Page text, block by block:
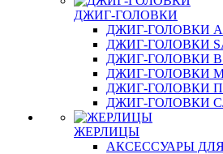
ДЖИГ-ГОЛОВКИ
ДЖИГ-ГОЛОВКИ
ДЖИГ-ГОЛОВКИ
ДЖИГ-ГОЛОВКИ
ДЖИГ-ГОЛОВКИ
ДЖИГ-ГОЛОВКИ
ДЖИГ-ГОЛОВКИ
ЖЕРЛИЦЫ
АКСЕССУАРЫ